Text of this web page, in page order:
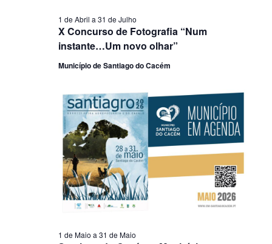
X Concurso de Fotografia “Num
instante…Um novo olhar”
1 de Abril a 31 de Julho
Município de Santiago do Cacém
1 de Maio a 31 de Maio